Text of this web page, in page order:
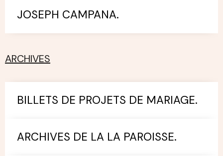
JOSEPH CAMPANA.
ARCHIVES
BILLETS DE PROJETS DE MARIAGE.
ARCHIVES DE LA LA PAROISSE.